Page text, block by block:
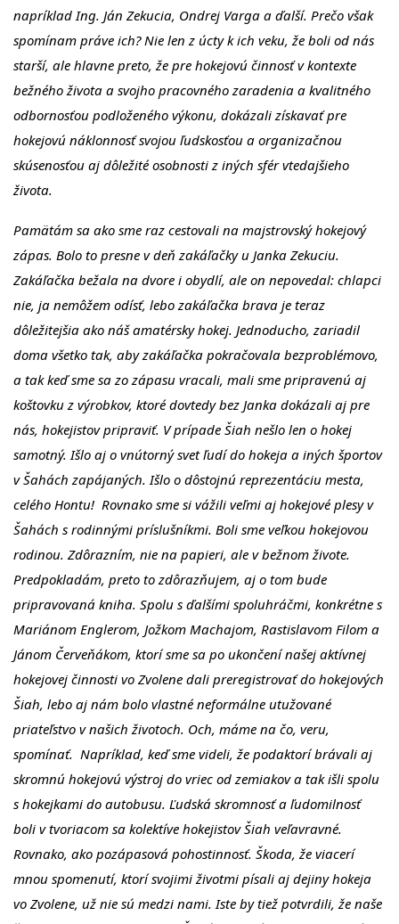
napríklad Ing. Ján Zekucia, Ondrej Varga a ďalší. Prečo však
spomínam práve ich? Nie len z úcty k ich veku, že boli od nás
starší, ale hlavne preto, že pre hokejovú činnosť v kontexte
bežného života a svojho pracovného zaradenia a kvalitného
odbornosťou podloženého výkonu, dokázali získavať pre
hokejovú náklonnosť svojou ľudskosťou a organizačnou
skúsenosťou aj dôležité osobnosti z iných sfér vtedajšieho
života.
Pamätám sa ako sme raz cestovali na majstrovský hokejový
zápas. Bolo to presne v deň zakáľačky u Janka Zekuciu.
Zakáľačka bežala na dvore i obydlí, ale on nepovedal: chlapci
nie, ja nemôžem odísť, lebo zakáľačka brava je teraz
dôležitejšia ako náš amatérsky hokej. Jednoducho, zariadil
doma všetko tak, aby zakáľačka pokračovala bezproblémovo,
a tak keď sme sa zo zápasu vracali, mali sme pripravenú aj
koštovku z výrobkov, ktoré dovtedy bez Janka dokázali aj pre
nás, hokejistov pripraviť. V prípade Šiah nešlo len o hokej
samotný. Išlo aj o vnútorný svet ľudí do hokeja a iných športov
v Šahách zapájaných. Išlo o dôstojnú reprezentáciu mesta,
celého Hontu! Rovnako sme si vážili veľmi aj hokejové plesy v
Šahách s rodinnými príslušníkmi. Boli sme veľkou hokejovou
rodinou. Zdôrazním, nie na papieri, ale v bežnom živote.
Predpokladám, preto to zdôrazňujem, aj o tom bude
pripravovaná kniha. Spolu s ďalšími spoluhráčmi, konkrétne s
Mariánom Englerom, Jožkom Machajom, Rastislavom Filom a
Jánom Červeňákom, ktorí sme sa po ukončení našej aktívnej
hokejovej činnosti vo Zvolene dali preregistrovať do hokejových
Šiah, lebo aj nám bolo vlastné neformálne utužované
priateľstvo v našich životoch. Och, máme na čo, veru,
spomínať. Napríklad, keď sme videli, že podaktorí brávali aj
skromnú hokejovú výstroj do vriec od zemiakov a tak išli spolu
s hokejkami do autobusu. Ľudská skromnosť a ľudomilnosť
boli v tvoriacom sa kolektíve hokejistov Šiah veľavravné.
Rovnako, ako pozápasová pohostinnosť. Škoda, že viacerí
mnou spomenutí, ktorí svojimi životmi písali aj dejiny hokeja
vo Zvolene, už nie sú medzi nami. Iste by tiež potvrdili, že naše